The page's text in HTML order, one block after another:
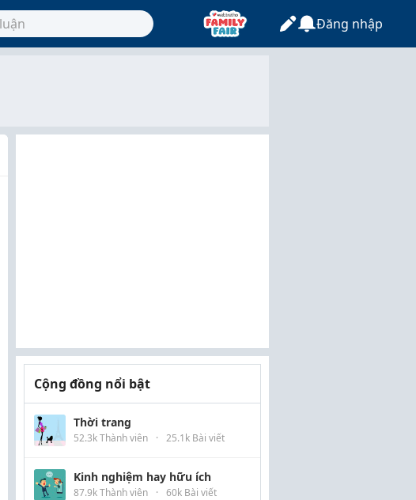
Đăng nhập
Cộng đồng nổi bật
Thời trang
52.3k Thành viên · 25.1k Bài viết
Kinh nghiệm hay hữu ích
87.9k Thành viên · 60k Bài viết